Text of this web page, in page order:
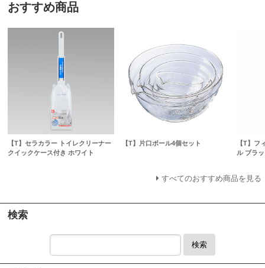
おすすめ商品
【T】セラカラー トイレクリーナー
クイックケース付き ホワイト
【T】片口ボール4個セット
【T】フ
ル ブラ
すべてのおすすめ商品を見る
検索
検索